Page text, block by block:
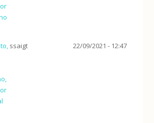
ssaigt 22/09/2021 - 12:47